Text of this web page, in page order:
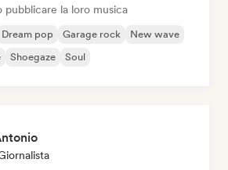
pubblicare la loro musica
Dream pop Garage rock
New wave
Shoegaze Soul